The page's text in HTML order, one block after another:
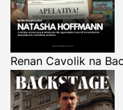
Renan Cavolik na